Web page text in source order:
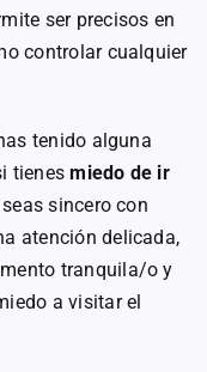
ser precisos en
controlar cualquier
tenido alguna
tienesmiedo de ir
sincero con
atención delicada,
tranquila/o y
a visitar el